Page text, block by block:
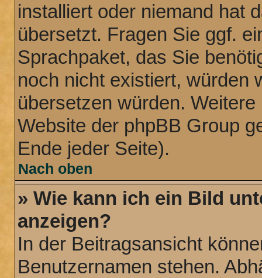
installiert oder niemand hat
übersetzt. Fragen Sie ggf.
Sprachpaket, das Sie
noch nicht existiert, würden
übersetzen würden.
Website der phpBB Group
Ende jeder Seite).
Nach oben
» Wie kann ich ein Bild
anzeigen?
In der Beitragsansicht
Benutzernamen stehen.